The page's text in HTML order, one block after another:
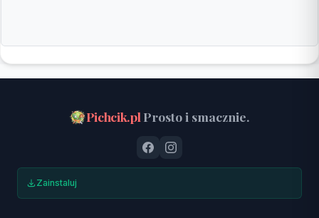
Pichcik.pl Prosto i smacznie.
Zainstaluj